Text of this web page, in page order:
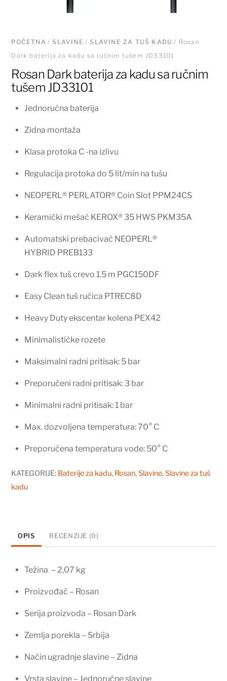
POČETNA/SLAVINE /SLAVINE ZA TUŠ KADU / Rosan
Dark baterija za kadu sa ručnim tušem JD33101
Rosan Dark baterija za kadu sa ručnim
tušem JD33101
Jednoručna baterija
Zidna montaža
Klasa protoka C -na izlivu
Regulacija protoka do 5 lit/min na tušu
NEOPERL® PERLATOR® Coin Slot PPM24CS
Keramički mešač KEROX® 35 HWS PKM35A
Automatski prebacivač NEOPERL®
HYBRID PREB133
Dark flex tuš crevo 1.5 m PGC150DF
Easy Clean tuš ručica PTREC8D
Heavy Duty ekscentar kolena PEX42
Minimalističke rozete
Maksimalni radni pritisak: 5 bar
Preporučeni radni pritisak: 3 bar
Minimalni radni pritisak: 1 bar
Max. dozvoljena temperatura: 70° C
Preporučena temperatura vode: 50° C
KATEGORIJE: Baterije za kadu, Rosan,Slavine,Slavine za tuš
kadu
OPIS RECENZIJE (0)
Težina – 2,07 kg
Proizvođač – Rosan
Serija proizvoda – Rosan Dark
Zemlja porekla – Srbija
Način ugradnje slavine – Zidna
Vrsta slavine – Jednoručne slavine